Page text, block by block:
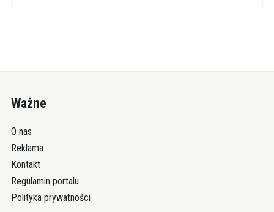
Ważne
O nas
Reklama
Kontakt
Regulamin portalu
Polityka prywatności